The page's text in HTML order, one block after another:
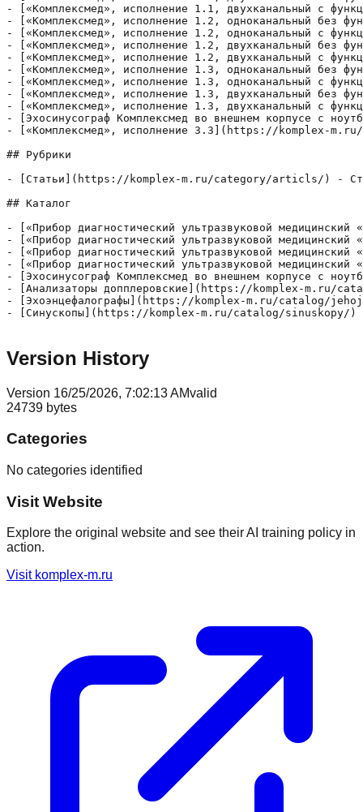
Version History
Version 16/25/2026, 7:02:13 AMvalid
24739 bytes
Categories
No categories identified
Visit Website
Explore the original website and see their AI training policy in
action.
Visit komplex-m.ru